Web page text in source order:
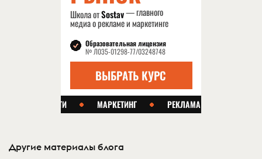
Другие материалы блога